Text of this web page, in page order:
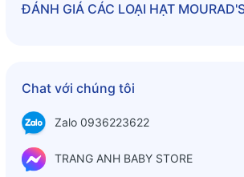
ĐÁNH GIÁ CÁC LOẠI HẠT
Chat với chúng tôi
Zalo 0936223622
TRANG ANH BABY STORE